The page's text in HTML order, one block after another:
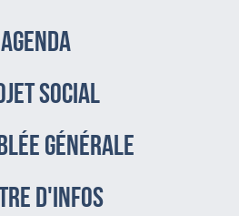
AGENDA
SOCIAL
générale
D'INFOS